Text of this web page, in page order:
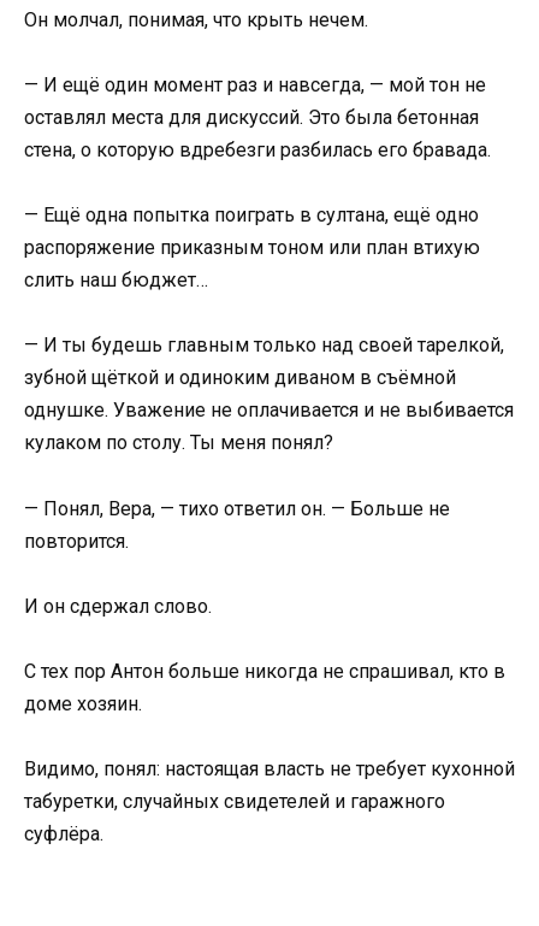
Он молчал, понимая, что крыть нечем.
— И ещё один момент раз и навсегда, — мой тон не
оставлял места для дискуссий. Это была бетонная
стена, о которую вдребезги разбилась его бравада.
— Ещё одна попытка поиграть в султана, ещё одно
распоряжение приказным тоном или план втихую
слить наш бюджет…
— И ты будешь главным только над своей тарелкой,
зубной щёткой и одиноким диваном в съёмной
однушке. Уважение не оплачивается и не выбивается
кулаком по столу. Ты меня понял?
— Понял, Вера, — тихо ответил он. — Больше не
повторится.
И он сдержал слово.
С тех пор Антон больше никогда не спрашивал, кто в
доме хозяин.
Видимо, понял: настоящая власть не требует кухонной
табуретки, случайных свидетелей и гаражного
суфлёра.